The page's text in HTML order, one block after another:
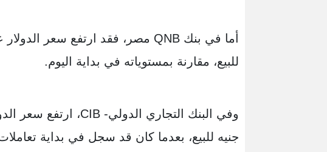
للبيع، مقارنة بمستوياته في بداية اليوم.